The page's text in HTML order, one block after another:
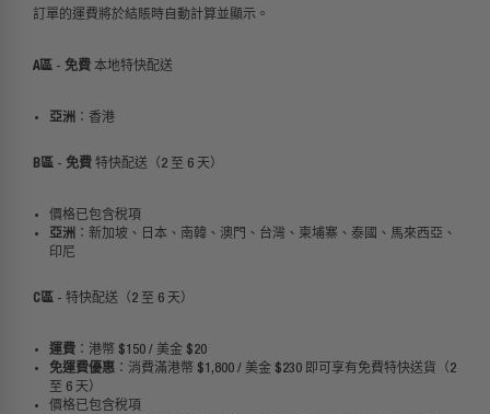
訂單的運費將於結賬時自動計算並顯示。
A區 - 免費 本地特快配送
亞洲 ：香港
B區 - 免費 特快配送（2 至 6 天）
價格已包含稅項
亞洲 ：新加坡、日本、南韓、澳門、台灣、柬埔寨、泰國、馬來西亞、
印尼
C區 - 特快配送（2 至 6 天）
運費 ：港幣 $150 / 美金 $20
免運費優惠 ：消費滿港幣 $1,800 / 美金 $230 即可享有免費特快送貨（2
至 6 天）
價格已包含稅項